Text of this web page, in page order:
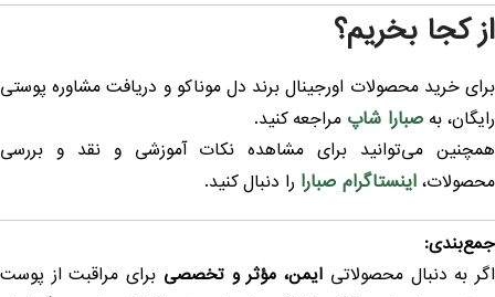
از کجا بخریم؟
برای خرید محصولات اورجینال برند دل موناکو و دریافت مشاوره پوستی
رایگان، به صبارا شاپ مراجعه کنید.
همچنین می‌توانید برای مشاهده نکات آموزشی و نقد و بررسی
محصولات، اینستاگرام صبارا را دنبال کنید.
جمع‌بندی:
به دنبال محصولاتی ایمن، مؤثر و تخصصی برای مراقبت از پوست